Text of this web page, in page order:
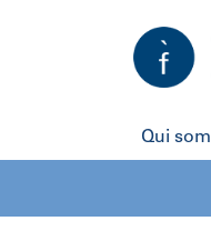
Qui som